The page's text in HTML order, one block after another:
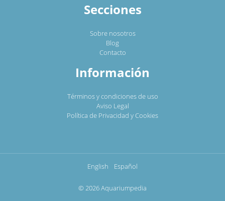
Secciones
Sobre nosotros
Blog
Contacto
Información
Términos y condiciones de uso
Aviso Legal
Política de Privacidad y Cookies
English Español
© 2026 Aquariumpedia